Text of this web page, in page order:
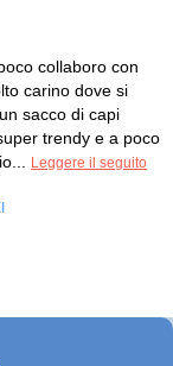
collaboro con
carino dove si
sacco di capi
trendy e a poco
Leggere il seguito